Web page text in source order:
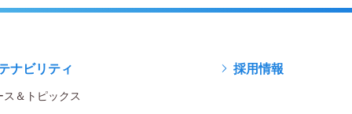
ナビリティ
ス＆トピックス
採用情報